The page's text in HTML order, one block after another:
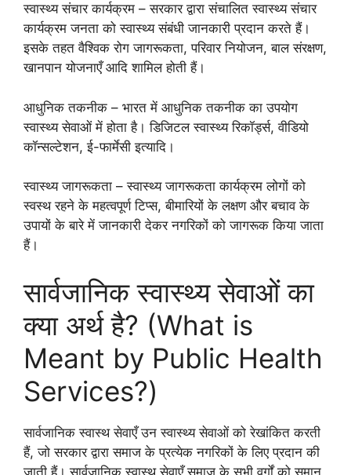
स्वास्थ्य संचार कार्यक्रम – सरकार द्वारा संचालित स्वास्थ्य संचार
कार्यक्रम जनता को स्वास्थ्य संबंधी जानकारी प्रदान करते हैं।
इसके तहत वैश्विक रोग जागरूकता, परिवार नियोजन, बाल संरक्षण,
खानपान योजनाएँ आदि शामिल होती हैं।
आधुनिक तकनीक – भारत में आधुनिक तकनीक का उपयोग
स्वास्थ्य सेवाओं में होता है। डिजिटल स्वास्थ्य रिकॉर्ड्स, वीडियो
कॉन्सल्टेशन, ई-फार्मेसी इत्यादि।
स्वास्थ्य जागरूकता – स्वास्थ्य जागरूकता कार्यक्रम लोगों को
स्वस्थ रहने के महत्वपूर्ण टिप्स, बीमारियों के लक्षण और बचाव के
उपायों के बारे में जानकारी देकर नगरिकों को जागरूक किया जाता
हैं।
सार्वजानिक स्वास्थ्य सेवाओं का
क्या अर्थ है? (What is
Meant by Public Health
Services?)
सार्वजानिक स्वास्थ सेवाएँ उन स्वास्थ्य सेवाओं को रेखांकित करती
हैं, जो सरकार द्वारा समाज के प्रत्येक नगरिकों के लिए प्रदान की
जाती हैं। सार्वजानिक स्वास्थ सेवाएँ समाज के सभी वर्गों को समान